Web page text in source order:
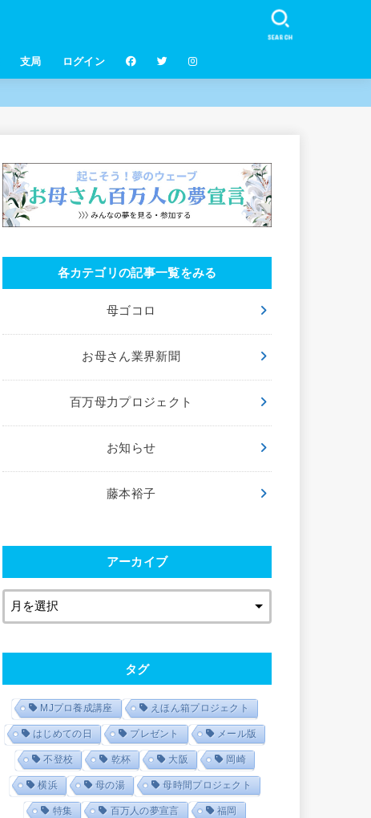
支局 ログイン
SEARCH
各カテゴリの記事一覧をみる
母ゴコロ
お母さん業界新聞
百万母力プロジェクト
お知らせ
藤本裕子
アーカイブ
タグ
MJプロ養成講座 えほん箱プロジェクト
はじめての日 プレゼント メール版
不登校 乾杯 大阪 岡崎
横浜 母の湯 母時間プロジェクト
特集 百万人の夢宣言 福岡